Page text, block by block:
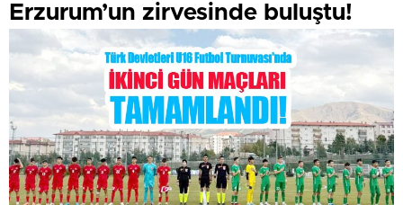
Erzurum’un zirvesinde buluştu!